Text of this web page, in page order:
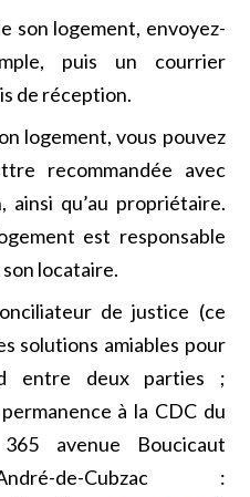
son logement, envoyez-
puis un courrier
de réception.
logement, vous pouvez
recommandée avec
ainsi qu’au propriétaire.
est responsable
locataire.
de justice (ce
solutions amiables pour
entre deux parties ;
à la CDC du
avenue Boucicaut
de-Cubzac :